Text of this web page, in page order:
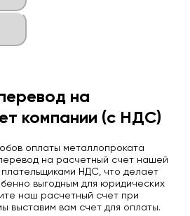
на
компании (с НДС)
оплаты металлопроката
на расчетный счет нашей
НДС, что делает
выгодным для юридических
наш расчетный счет при
выставим вам счет для оплаты.